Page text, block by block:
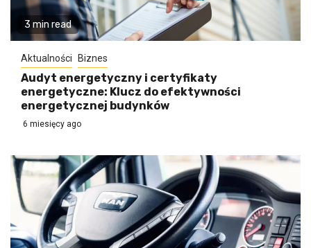
3 min read
Aktualności Biznes
Audyt energetyczny i certyfikaty
energetyczne: Klucz do efektywności
energetycznej budynków
6 miesięcy ago